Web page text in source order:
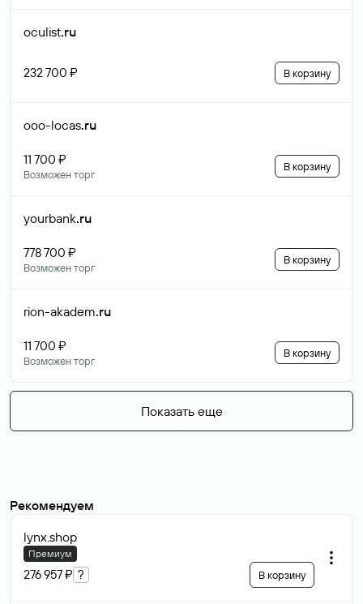
oculist.ru
232 700 ₽ В корзину
ooo-locas.ru
11 700 ₽
Возможен торг
В корзину
yourbank.ru
778 700 ₽
Возможен торг
В корзину
rion-akadem.ru
11 700 ₽
Возможен торг
В корзину
Показать еще
Рекомендуем
lynx.shop
Премиум
276 957 ₽ ? В корзину